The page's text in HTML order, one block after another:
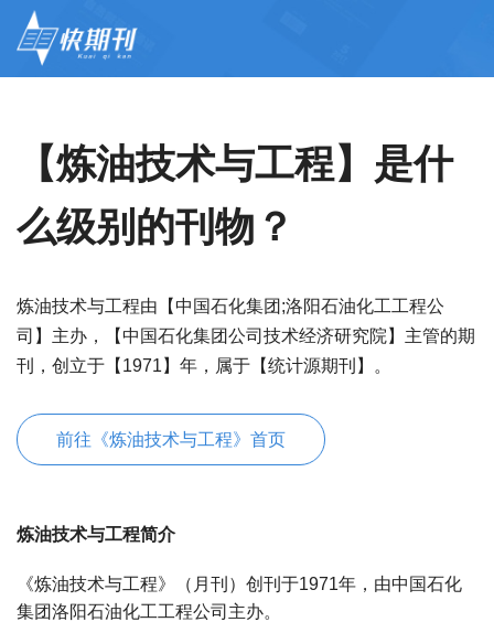
【炼油技术与工程】是什
么级别的刊物？
炼油技术与工程由【中国石化集团;洛阳石油化工工程公
司】主办，【中国石化集团公司技术经济研究院】主管的期
刊，创立于【1971】年，属于【统计源期刊】。
前往《炼油技术与工程》首页
炼油技术与工程简介
《炼油技术与工程》（月刊）创刊于1971年，由中国石化
集团洛阳石油化工工程公司主办。